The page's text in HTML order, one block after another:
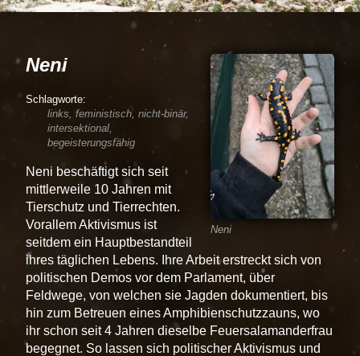
Neni
Neni
links, feministisch, nicht-binär,
intersektional,
begeisterungsfähig
Neni beschäftigt sich seit
mittlerweile 10 Jahren mit
Tierschutz und Tierrechten.
Vorallem Aktivismus ist
seitdem ein Hauptbestandteil
ihres täglichen Lebens. Ihre Arbeit erstreckt sich von
politischen Demos vor dem Parlament, über
Feldwege, von welchen sie Jagden dokumentiert, bis
hin zum Betreuen eines Amphibienschutzzauns, wo
ihr schon seit 4 Jahren dieselbe Feuersalamanderfrau
begegnet. So lassen sich politischer Aktivismus und